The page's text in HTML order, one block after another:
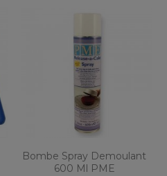
Bombe Spray Demoulant
600 Ml PME